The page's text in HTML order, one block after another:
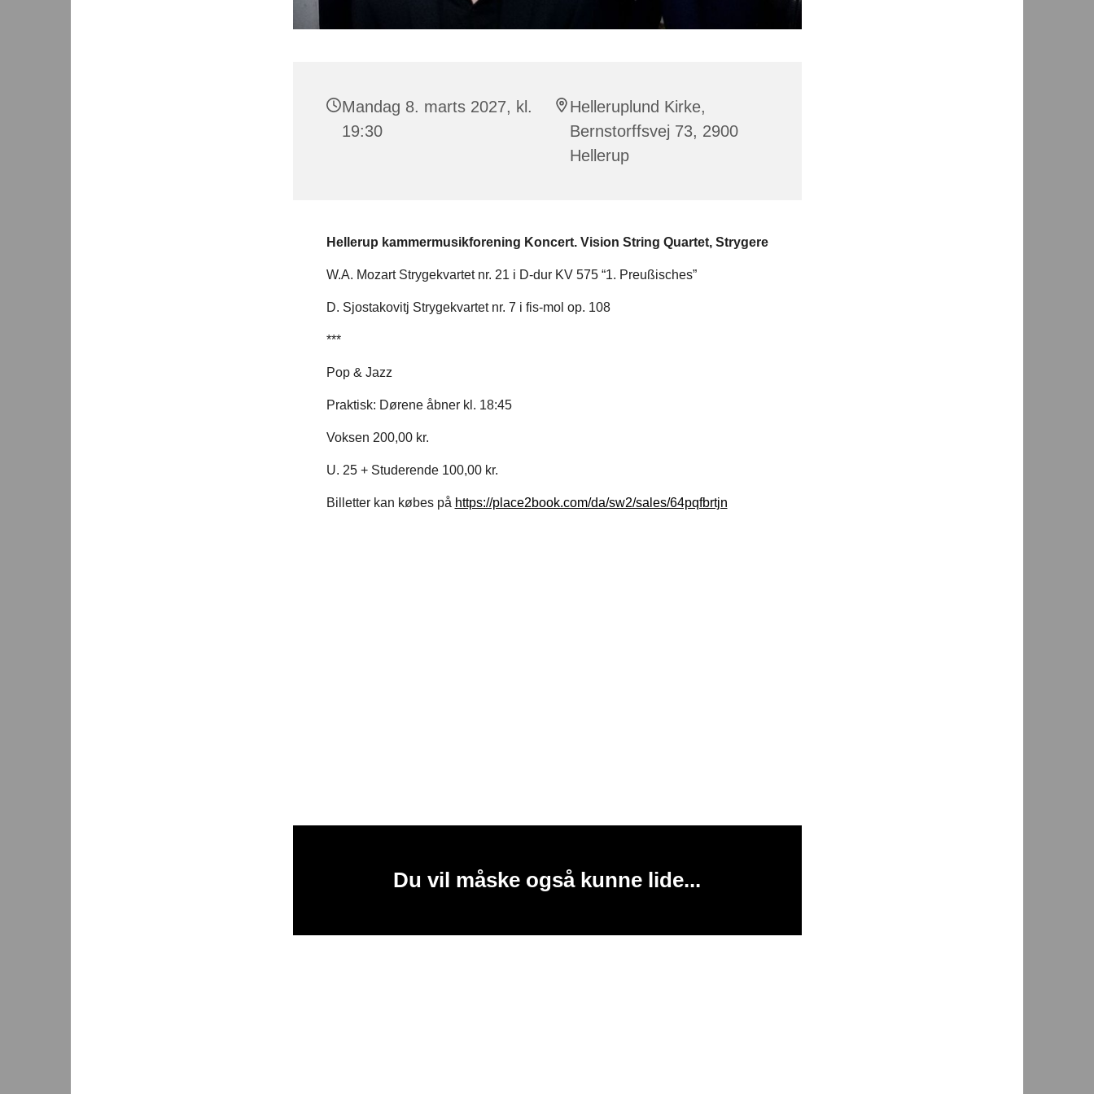
Mandag 8. marts 2027, kl.
19:30
Helleruplund Kirke,
Bernstorffsvej 73, 2900
Hellerup
Hellerup kammermusikforening Koncert. Vision String Quartet, Strygere
W.A. Mozart Strygekvartet nr. 21 i D-dur KV 575 “1. Preußisches”
D. Sjostakovitj Strygekvartet nr. 7 i fis-mol op. 108
***
Pop & Jazz
Praktisk: Dørene åbner kl. 18:45
Voksen 200,00 kr.
U. 25 + Studerende 100,00 kr.
Billetter kan købes på https://place2book.com/da/sw2/sales/64pqfbrtjn
Du vil måske også kunne lide...